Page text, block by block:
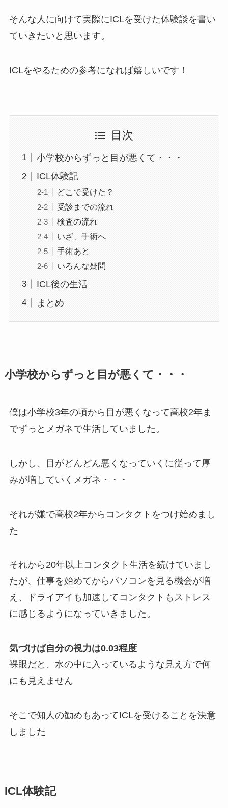
そんな人に向けて実際にICLを受けた体験談を書い
ていきたいと思います。
ICLをやるための参考になれば嬉しいです！
目次
小学校からずっと目が悪くて・・・
ICL体験記
どこで受けた？
受診までの流れ
検査の流れ
いざ、手術へ
手術あと
いろんな疑問
ICL後の生活
まとめ
小学校からずっと目が悪くて・・・
僕は小学校3年の頃から目が悪くなって高校2年ま
でずっとメガネで生活していました。
しかし、目がどんどん悪くなっていくに従って厚
みが増していくメガネ・・・
それが嫌で高校2年からコンタクトをつけ始めまし
た
それから20年以上コンタクト生活を続けていまし
たが、仕事を始めてからパソコンを見る機会が増
え、ドライアイも加速してコンタクトもストレス
に感じるようになっていきました。
気づけば自分の視力は0.03程度
裸眼だと、水の中に入っているような見え方で何
にも見えません
そこで知人の勧めもあってICLを受けることを決意
しました
ICL体験記